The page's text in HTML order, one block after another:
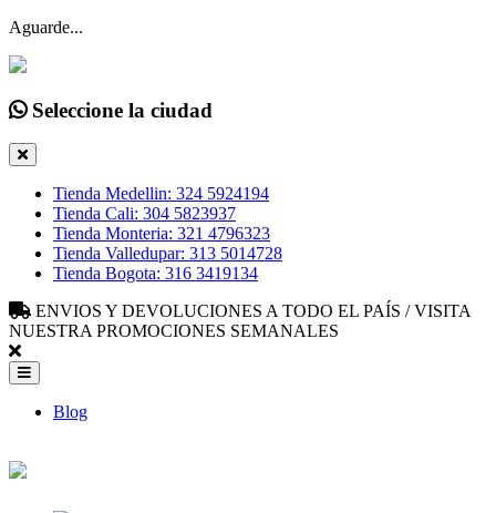
Aguarde...
Seleccione la ciudad
Tienda Medellin: 324 5924194
Tienda Cali: 304 5823937
Tienda Monteria: 321 4796323
Tienda Valledupar: 313 5014728
Tienda Bogota: 316 3419134
ENVIOS Y DEVOLUCIONES A TODO EL PAÍS / VISITA
NUESTRA PROMOCIONES SEMANALES
Blog